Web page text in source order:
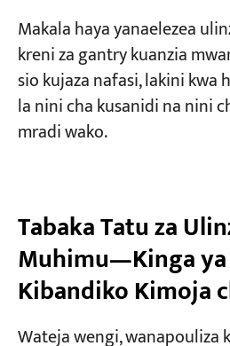
Kifaa cha Nanga: Njia
Wakati wa Vimbunga
Kebo za Upepo: "Funga
Kamba Nne"
Kipimo cha 1: Kreni Yako
Kipimo cha 2: Korongo
Kila Siku?
Makala haya yanaelezea
kreni za gantry kuanzia
sio kujaza nafasi, lakini kwa
la nini cha kusanidi na nini
mradi wako.
Tabaka Tatu za
Muhimu—Kinga ya
Kibandiko Kimoja
Wateja wengi, wanapouliza